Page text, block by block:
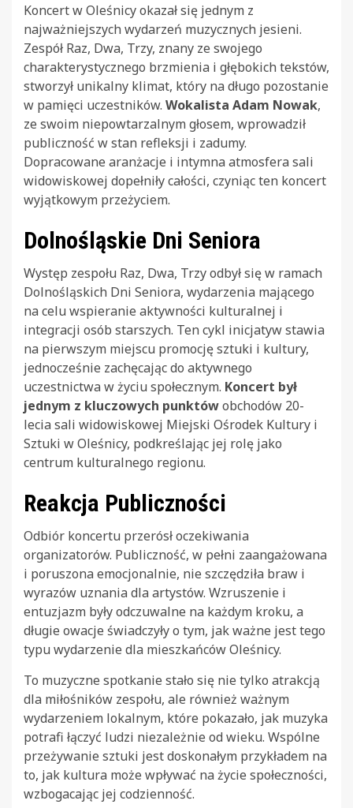
Koncert w Oleśnicy okazał się jednym z
najważniejszych wydarzeń muzycznych jesieni.
Zespół Raz, Dwa, Trzy, znany ze swojego
charakterystycznego brzmienia i głębokich tekstów,
stworzył unikalny klimat, który na długo pozostanie
w pamięci uczestników. Wokalista Adam Nowak,
ze swoim niepowtarzalnym głosem, wprowadził
publiczność w stan refleksji i zadumy.
Dopracowane aranżacje i intymna atmosfera sali
widowiskowej dopełniły całości, czyniąc ten koncert
wyjątkowym przeżyciem.
Dolnośląskie Dni Seniora
Występ zespołu Raz, Dwa, Trzy odbył się w ramach
Dolnośląskich Dni Seniora, wydarzenia mającego
na celu wspieranie aktywności kulturalnej i
integracji osób starszych. Ten cykl inicjatyw stawia
na pierwszym miejscu promocję sztuki i kultury,
jednocześnie zachęcając do aktywnego
uczestnictwa w życiu społecznym. Koncert był
jednym z kluczowych punktówobchodów 20-
lecia sali widowiskowej Miejski Ośrodek Kultury i
Sztuki w Oleśnicy, podkreślając jej rolę jako
centrum kulturalnego regionu.
Reakcja Publiczności
Odbiór koncertu przerósł oczekiwania
organizatorów. Publiczność, w pełni zaangażowana
i poruszona emocjonalnie, nie szczędziła braw i
wyrazów uznania dla artystów. Wzruszenie i
entuzjazm były odczuwalne na każdym kroku, a
długie owacje świadczyły o tym, jak ważne jest tego
typu wydarzenie dla mieszkańców Oleśnicy.
To muzyczne spotkanie stało się nie tylko atrakcją
dla miłośników zespołu, ale również ważnym
wydarzeniem lokalnym, które pokazało, jak muzyka
potrafi łączyć ludzi niezależnie od wieku. Wspólne
przeżywanie sztuki jest doskonałym przykładem na
to, jak kultura może wpływać na życie społeczności,
wzbogacając jej codzienność.